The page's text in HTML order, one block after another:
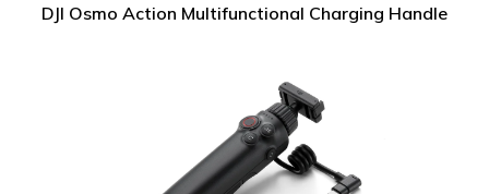
DJI Osmo Action Multifunctional Charging Handle